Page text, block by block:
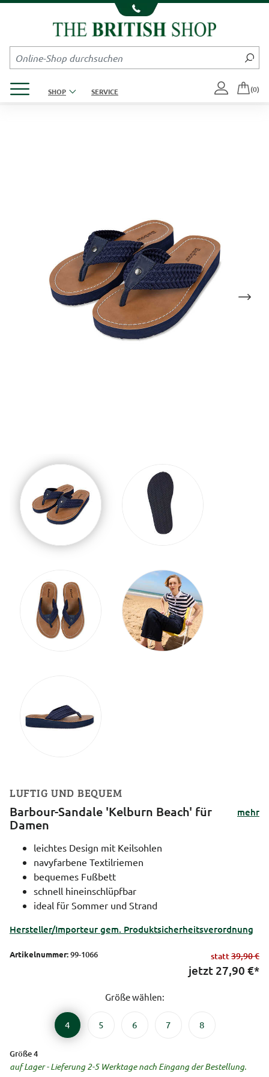
Kompletten Head der Seite überspringen
SHOP SERVICE (0)
LUFTIG UND BEQUEM
Barbour-Sandale 'Kelburn Beach' für
Damen
mehr
leichtes Design mit Keilsohlen
navyfarbene Textilriemen
bequemes Fußbett
schnell hineinschlüpfbar
ideal für Sommer und Strand
Hersteller/Importeur gem. Produktsicherheitsverordnung
Artikelnummer:99-1066 statt39,90 €
jetzt 27,90 €*
Größe wählen:
4 5 6 7 8
Größe 4
auf Lager - Lieferung 2-5 Werktage nach Eingang der Bestellung.